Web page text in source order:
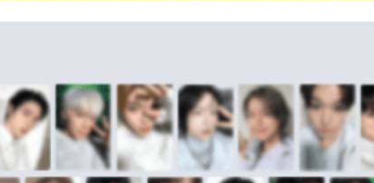
https://aftee.tw/terms/#terms3
３．未成年的使用者請事先徵
「AFTEE先享後付」，若未經
任。
４．使用「AFTEE先享後付」
即時審查核予不同之上限額度
新竹貨運
宅配 (離島)
每筆NT$200
付款後門市自取
免運費